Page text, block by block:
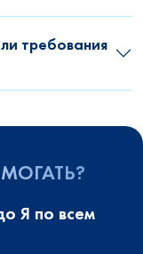
требования
Я по всем